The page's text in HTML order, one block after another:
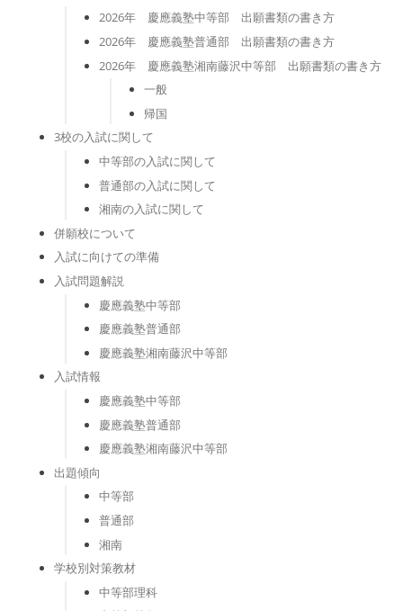
2026年 慶應義塾中等部 出願書類の書き方
2026年 慶應義塾普通部 出願書類の書き方
2026年 慶應義塾湘南藤沢中等部 出願書類の書き方
一般
帰国
3校の入試に関して
中等部の入試に関して
普通部の入試に関して
湘南の入試に関して
併願校について
入試に向けての準備
入試問題解説
慶應義塾中等部
慶應義塾普通部
慶應義塾湘南藤沢中等部
入試情報
慶應義塾中等部
慶應義塾普通部
慶應義塾湘南藤沢中等部
出題傾向
中等部
普通部
湘南
学校別対策教材
中等部理科